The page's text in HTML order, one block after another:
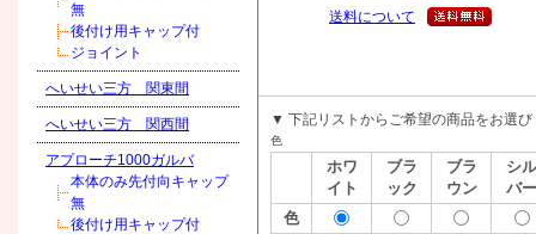
無
後付け用キャップ付
ジョイント
へいせい三方 関東間
へいせい三方 関西間
アプローチ1000ガルバ
本体のみ先付向キャップ
無
後付け用キャップ付
送料について
▼ 下記リストからご希望の商品をお選び
色
ホワ
イト
ブラ
ック
ブラ
ウン
シル
バー
色